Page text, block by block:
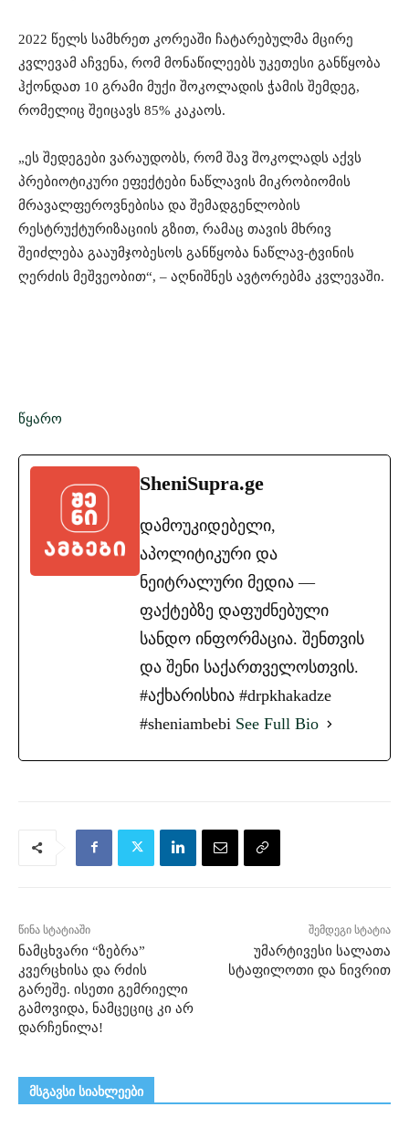
2022 წელს სამხრეთ კორეაში ჩატარებულმა მცირე
კვლევამ აჩვენა, რომ მონაწილეებს უკეთესი განწყობა
ჰქონდათ 10 გრამი მუქი შოკოლადის ჭამის შემდეგ,
რომელიც შეიცავს 85% კაკაოს.
„ეს შედეგები ვარაუდობს, რომ შავ შოკოლადს აქვს
პრებიოტიკური ეფექტები ნაწლავის მიკრობიომის
მრავალფეროვნებისა და შემადგენლობის
რესტრუქტურიზაციის გზით, რამაც თავის მხრივ
შეიძლება გააუმჯობესოს განწყობა ნაწლავ-ტვინის
ღერძის მეშვეობით“, – აღნიშნეს ავტორებმა კვლევაში.
წყარო
SheniSupra.ge
დამოუკიდებელი,
აპოლიტიკური და
ნეიტრალური მედია —
ფაქტებზე დაფუძნებული
სანდო ინფორმაცია. შენთვის
და შენი საქართველოსთვის.
#აქხარისხია #drpkhakadze
#sheniambebi See Full Bio
წინა სტატიაში
ნამცხვარი “ზებრა”
კვერცხისა და რძის
გარეშე. ისეთი გემრიელი
გამოვიდა, ნამცეციც კი არ
დარჩენილა!
შემდეგი სტატია
უმარტივესი სალათა
სტაფილოთი და ნივრით
მსგავსი სიახლეები